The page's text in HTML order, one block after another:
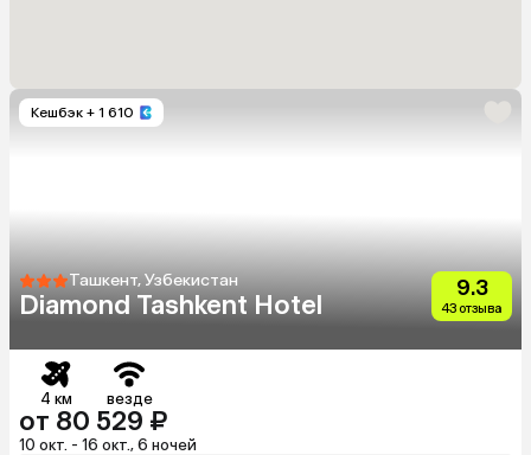
Кешбэк + 1 610
Ташкент, Узбекистан
Diamond Tashkent Hotel
9.3
43 отзыва
4 км везде
от 80 529 ₽
10 окт. - 16 окт., 6 ночей